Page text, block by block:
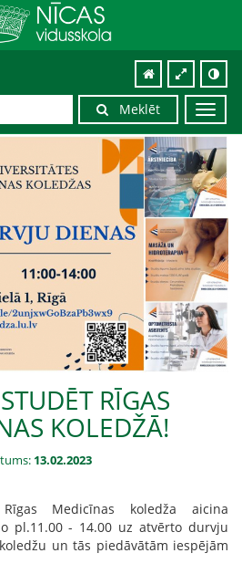
Meklēt
RĪGAS
KOLEDŽĀ!
13.02.2023
Medicīnas koledža aicina
pl.11.00 - 14.00 uz atvērto durvju
un tās piedāvātām iespējām